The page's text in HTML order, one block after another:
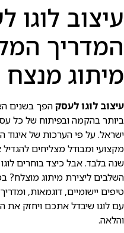
המדריך
מיתוג
עיצוב לוגו לעסקהפך בשנים
ביותר בהקמה ובפיתוח של כל
ישראל. על פי הערכות של איגוד
שנה בלבד. אבל כיצד בוחרים
השלבים ליצירת מיתוג
טיפים יישומיים, דוגמאות,
והלאה.